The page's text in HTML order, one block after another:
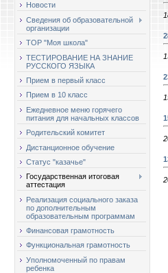
Новости
Сведения об образовательной
организации
ТОР "Моя школа"
ТЕСТИРОВАНИЕ НА ЗНАНИЕ
РУССКОГО ЯЗЫКА
Прием в первый класс
Прием в 10 класс
Ежедневное меню горячего
питания для начальных классов
Родительский комитет
Дистанционное обучение
Статус "казачье"
Государственная итоговая
аттестация
Реализация социального заказа
по дополнительным
образовательным программам
Финансовая грамотность
Функциональная грамотность
Уполномоченный по правам
ребенка